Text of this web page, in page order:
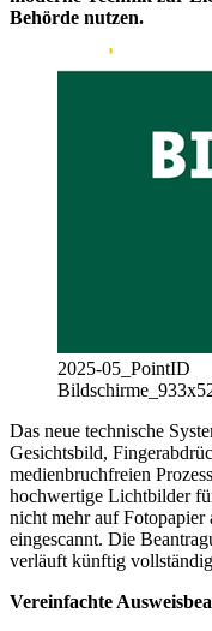
Behörde nutzen.
2025-05_PointID
Das neue technische
Gesichtsbild,
medienbruchfreien
hochwertige Lichtbilder
nicht mehr auf
eingescannt. Die
verläuft künftig
Vereinfachte